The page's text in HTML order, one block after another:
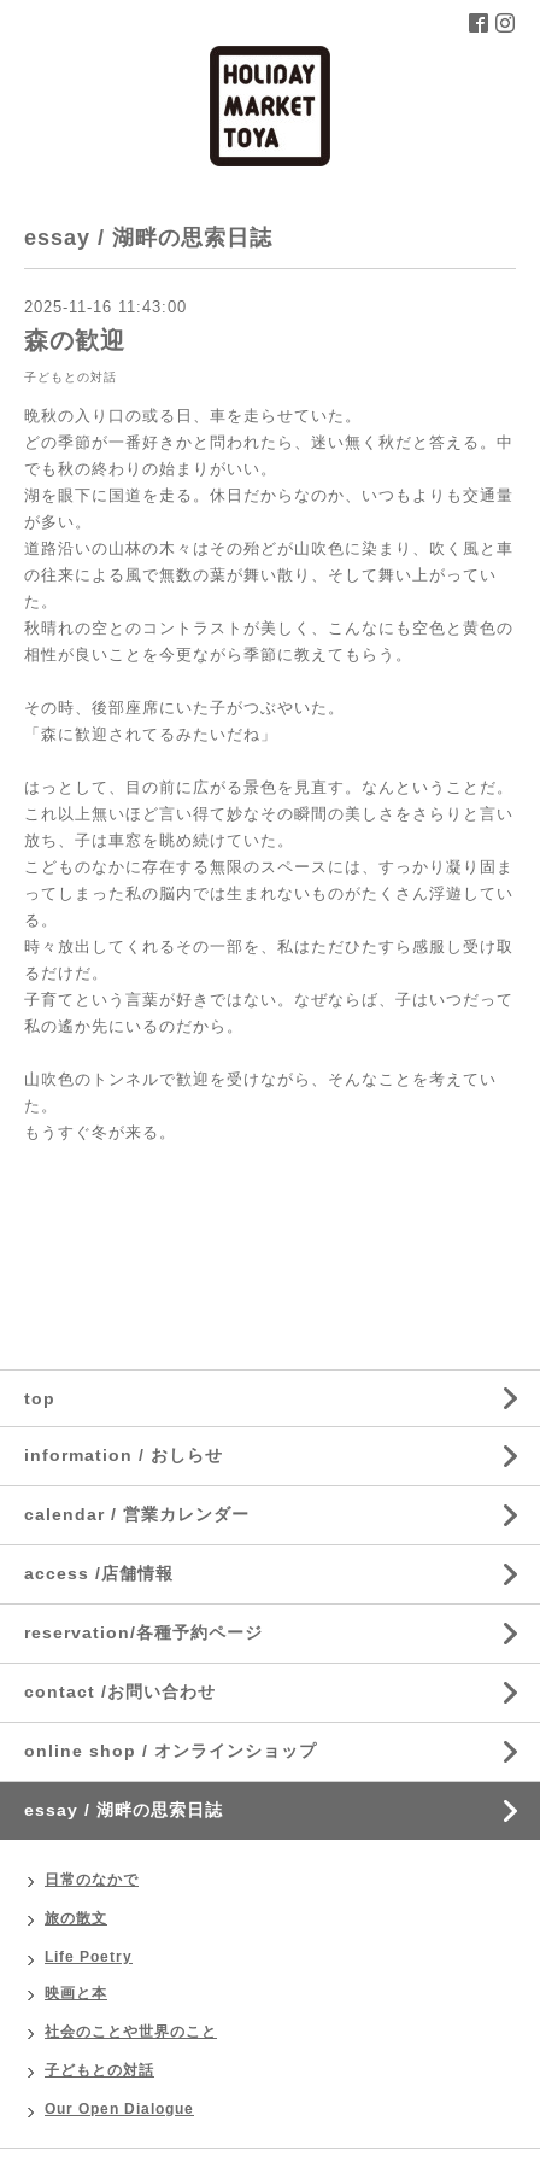
essay / 湖畔の思索日誌
2025-11-16 11:43:00
森の歓迎
子どもとの対話
晩秋の入り口の或る日、車を走らせていた。
どの季節が一番好きかと問われたら、迷い無く秋だと答える。中
でも秋の終わりの始まりがいい。
湖を眼下に国道を走る。休日だからなのか、いつもよりも交通量
が多い。
道路沿いの山林の木々はその殆どが山吹色に染まり、吹く風と車
の往来による風で無数の葉が舞い散り、そして舞い上がってい
た。
秋晴れの空とのコントラストが美しく、こんなにも空色と黄色の
相性が良いことを今更ながら季節に教えてもらう。
その時、後部座席にいた子がつぶやいた。
「森に歓迎されてるみたいだね」
はっとして、目の前に広がる景色を見直す。なんということだ。
これ以上無いほど言い得て妙なその瞬間の美しさをさらりと言い
放ち、子は車窓を眺め続けていた。
こどものなかに存在する無限のスペースには、すっかり凝り固ま
ってしまった私の脳内では生まれないものがたくさん浮遊してい
る。
時々放出してくれるその一部を、私はただひたすら感服し受け取
るだけだ。
子育てという言葉が好きではない。なぜならば、子はいつだって
私の遙か先にいるのだから。
山吹色のトンネルで歓迎を受けながら、そんなことを考えてい
た。
もうすぐ冬が来る。
top
information / おしらせ
calendar / 営業カレンダー
access /店舗情報
reservation/各種予約ページ
contact /お問い合わせ
online shop / オンラインショップ
essay / 湖畔の思索日誌
日常のなかで
旅の散文
Life Poetry
映画と本
社会のことや世界のこと
子どもとの対話
Our Open Dialogue